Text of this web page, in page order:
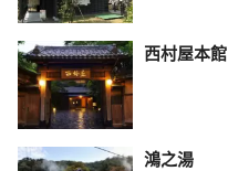
西村屋本館
鴻之湯